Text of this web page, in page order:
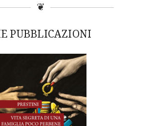
❦
PUBBLICAZIONI